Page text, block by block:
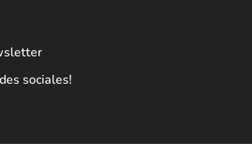
sociales!